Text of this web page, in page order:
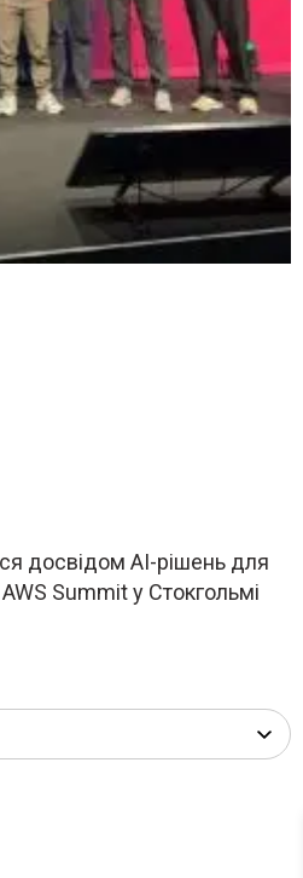
досвідом AI-рішень для
Summit у Стокгольмі